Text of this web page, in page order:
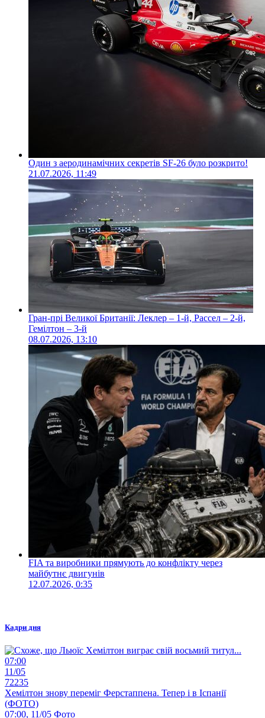
Один з аеродинамічних секретів SF-26 було розкрито!
21.07.2026, 11:49
Гран-прі Великої Британії: Леклер – 1-й, Рассел – 2-й,
Гемілтон – 3-й
08.07.2026, 13:10
FIA та виробники прямують до конфлікту через
майбутнє двигунів
12.07.2026, 0:35
Кадри дня
07:00
11/05
72235
Хемілтон знову переміг Ферстаппена. Тепер і в Іспанії
(ФОТО)
07:00, 11/05 Фото